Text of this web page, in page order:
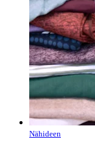
Nähideen